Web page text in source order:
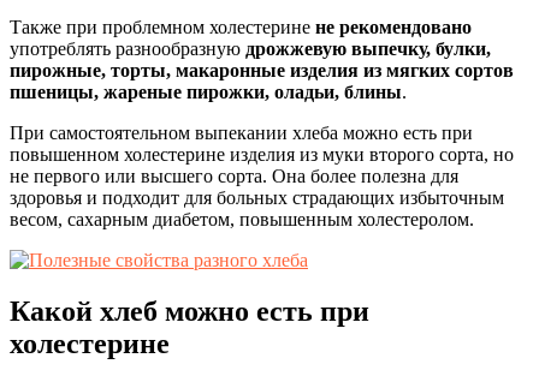
Также при проблемном холестерине не рекомендовано
употреблять разнообразную дрожжевую выпечку, булки,
пирожные, торты, макаронные изделия из мягких сортов
пшеницы, жареные пирожки, оладьи, блины.
При самостоятельном выпекании хлеба можно есть при
повышенном холестерине изделия из муки второго сорта, но
не первого или высшего сорта. Она более полезна для
здоровья и подходит для больных страдающих избыточным
весом, сахарным диабетом, повышенным холестеролом.
Какой хлеб можно есть при
холестерине